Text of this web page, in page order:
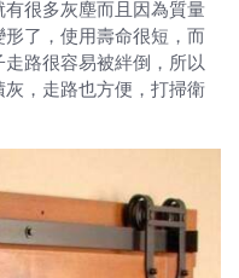
很多灰塵而且因為質量
了，使用壽命很短，而
路很容易被絆倒，所以
，走路也方便，打掃衛